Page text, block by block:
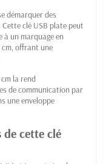
démarquer des
clé USB plate peut
à un marquage en
offrant une
la rend
de communication par
une enveloppe
cette clé